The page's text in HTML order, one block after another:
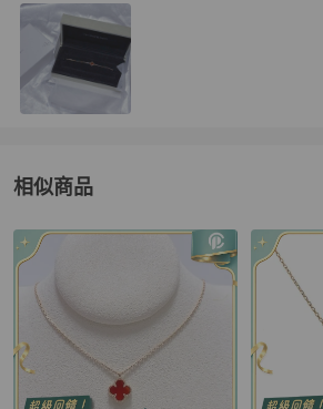
相似商品
更多相似Van Cleef & Arpels女士配件推